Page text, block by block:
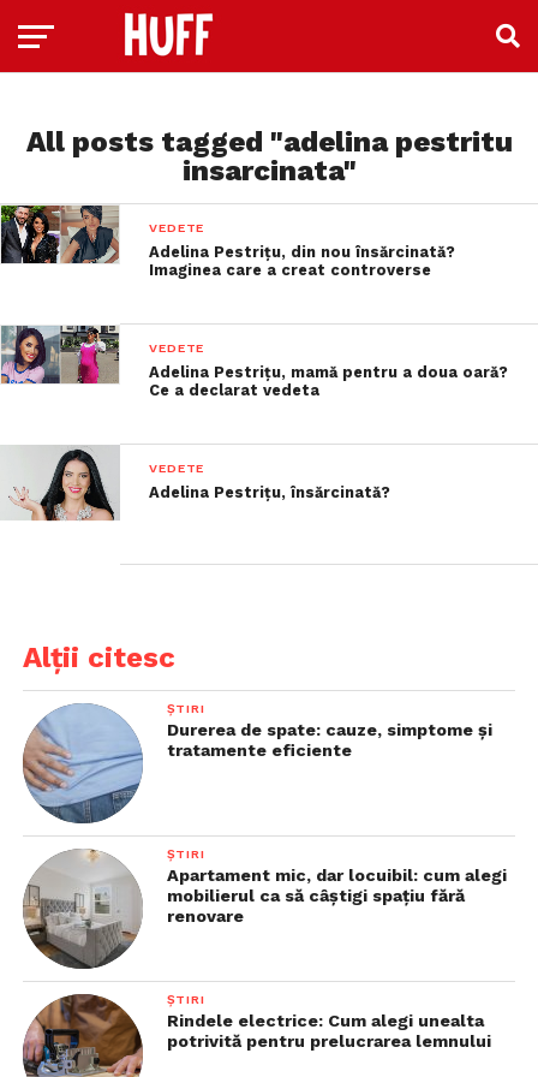
All posts tagged "adelina pestritu
insarcinata"
VEDETE
Adelina Pestrițu, din nou însărcinată?
Imaginea care a creat controverse
VEDETE
Adelina Pestrițu, mamă pentru a doua oară?
Ce a declarat vedeta
VEDETE
Adelina Pestrițu, însărcinată?
Alții citesc
ȘTIRI
Durerea de spate: cauze, simptome și
tratamente eficiente
ȘTIRI
Apartament mic, dar locuibil: cum alegi
mobilierul ca să câștigi spațiu fără
renovare
ȘTIRI
Rindele electrice: Cum alegi unealta
potrivită pentru prelucrarea lemnului